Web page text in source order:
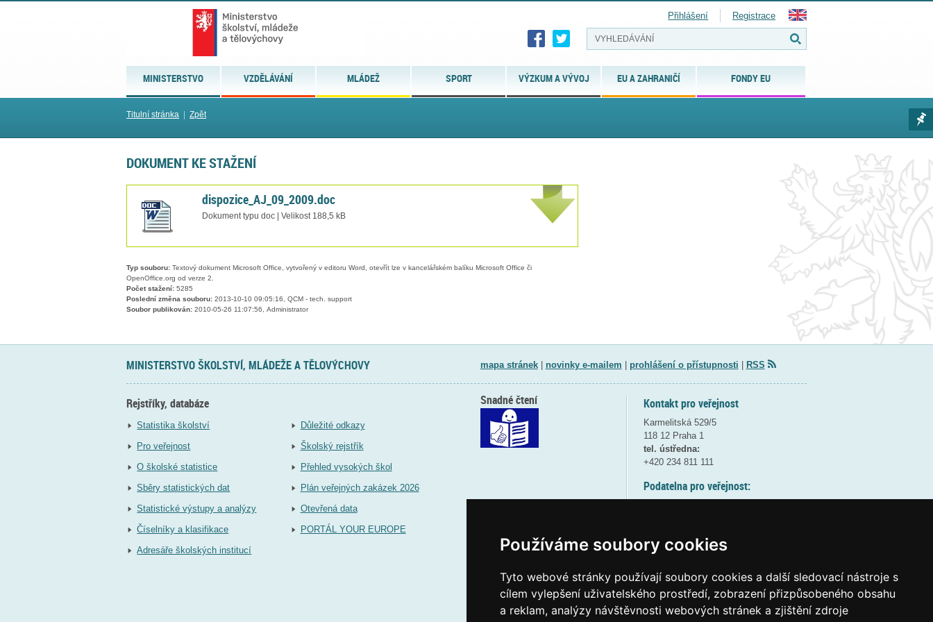
Používáme soubory cookies
Tyto webové stránky používají soubory cookies a další sledovací nástroje s
cílem vylepšení uživatelského prostředí, zobrazení přizpůsobeného obsahu
a reklam, analýzy návštěvnosti webových stránek a zjištění zdroje
MINISTERSTVO VZDĚLÁVÁNÍ MLÁDEŽ SPORT VÝZKUM A VÝVOJ EU A ZAHRANIČÍ FONDY EU
Přihlášení Registrace
Titulní stránka Zpět
DOKUMENT KE STAŽENÍ
dispozice_AJ_09_2009.doc
Dokument typu doc | Velikost 188,5 kB
Typ souboru: Textový dokument Microsoft Office, vytvořený v editoru Word, otevřít lze v kancelářském balíku Microsoft Office či
OpenOffice.org od verze 2.
Počet stažení: 5285
Poslední změna souboru: 2013-10-10 09:05:16, QCM - tech. support
Soubor publikován: 2010-05-26 11:07:56, Administrator
MINISTERSTVO ŠKOLSTVÍ, MLÁDEŽE A TĚLOVÝCHOVY mapa stránek| novinky e-mailem prohlášení o přístupnosti RSS
Rejstříky, databáze
Statistika školství
Pro veřejnost
O školské statistice
Sběry statistických dat
Statistické výstupy a analýzy
Číselníky a klasifikace
Adresáře školských institucí
Důležité odkazy
Školský rejstřík
Přehled vysokých škol
Plán veřejných zakázek 2026
Otevřená data
PORTÁL YOUR EUROPE
Kontakt pro veřejnost
Karmelitská 529/5
118 12 Praha 1
tel. ústředna:
+420 234 811 111
Podatelna pro veřejnost:
(více informací
Elektronická podatelna:
posta@msmtgov cz
Snadné čtení